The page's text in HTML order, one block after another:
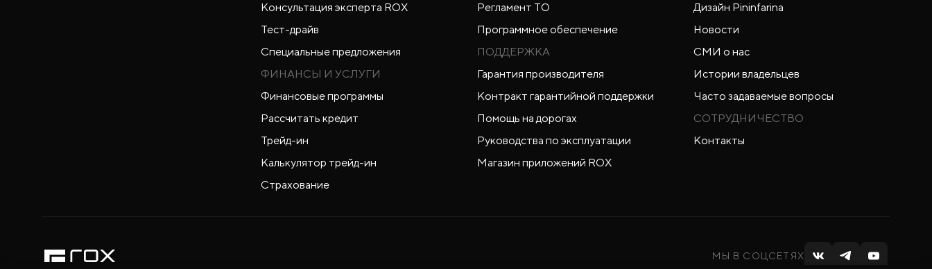
Консультация эксперта ROX
Тест-драйв
Специальные предложения
ФИНАНСЫ И УСЛУГИ
Финансовые программы
Рассчитать кредит
Трейд-ин
Калькулятор трейд-ин
Страхование
Регламент ТО
Программное обеспечение
ПОДДЕРЖКА
Гарантия производителя
Контракт гарантийной поддержки
Помощь на дорогах
Руководства по эксплуатации
Магазин приложений ROX
Дизайн Pininfarina
Новости
СМИ о нас
Истории владельцев
Часто задаваемые вопросы
СОТРУДНИЧЕСТВО
Контакты
МЫ В СОЦСЕТЯХ